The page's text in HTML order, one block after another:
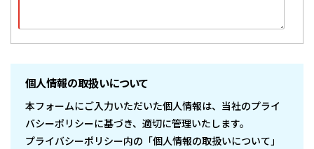
個人情報の取扱いについて
本フォームにご入力いただいた個人情報は、当社のプライ
バシーポリシーに基づき、適切に管理いたします。
プライバシーポリシー内の「個人情報の取扱いについて」